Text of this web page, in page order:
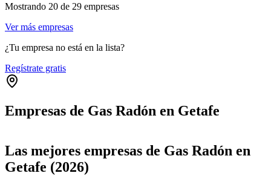
Mostrando 20 de 29 empresas
Ver más empresas
¿Tu empresa no está en la lista?
Regístrate gratis
Empresas de Gas Radón en Getafe
+
−
Las mejores empresas de Gas Radón en
Getafe (2026)